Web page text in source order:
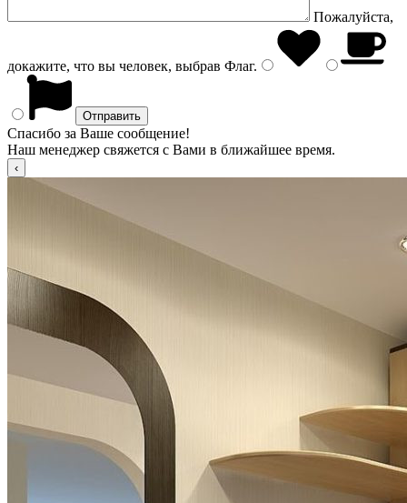
Пожалуйста,
докажите, что вы человек, выбрав Флаг.
Спасибо за Ваше сообщение!
Наш менеджер свяжется с Вами в ближайшее время.